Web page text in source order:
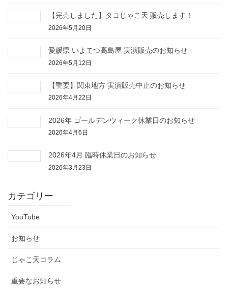
【完売しました】タコじゃこ天 販売します！
2026年5月20日
愛媛県 いよてつ高島屋 実演販売のお知らせ
2026年5月12日
【重要】関東地方 実演販売中止のお知らせ
2026年4月22日
2026年 ゴールデンウィーク休業日のお知らせ
2026年4月6日
2026年4月 臨時休業日のお知らせ
2026年3月23日
カテゴリー
YouTube
お知らせ
じゃこ天コラム
重要なお知らせ